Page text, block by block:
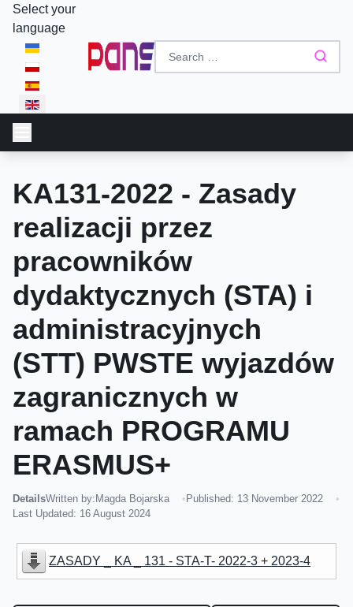
Select your
language
KA131-2022 - Zasady
realizacji przez
pracowników
dydaktycznych (STA) i
administracyjnych
(STT) PWSTE wyjazdów
zagranicznych w
ramach PROGRAMU
ERASMUS+
DetailsWritten by: Magda Bojarska
Published: 13 November 2022
Last Updated: 16 August 2024
ZASADY _ KA _ 131 - STA-T- 2022-3 + 2023-4